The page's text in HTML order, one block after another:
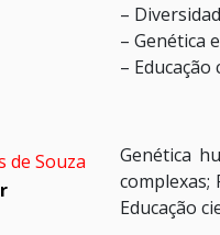
de Souza
–
– Genética
– Educação
Genética
complexas;
Educação